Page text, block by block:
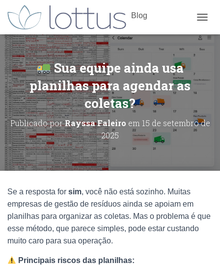
Blog
Sua equipe ainda usa
planilhas para agendar as
coletas?
Publicado porRayssa Faleiro em 15 de setembro de
2025
Se a resposta for sim, você não está sozinho. Muitas
empresas de gestão de resíduos ainda se apoiam em
planilhas para organizar as coletas. Mas o problema é que
esse método, que parece simples, pode estar custando
muito caro para sua operação.
Principais riscos das planilhas: